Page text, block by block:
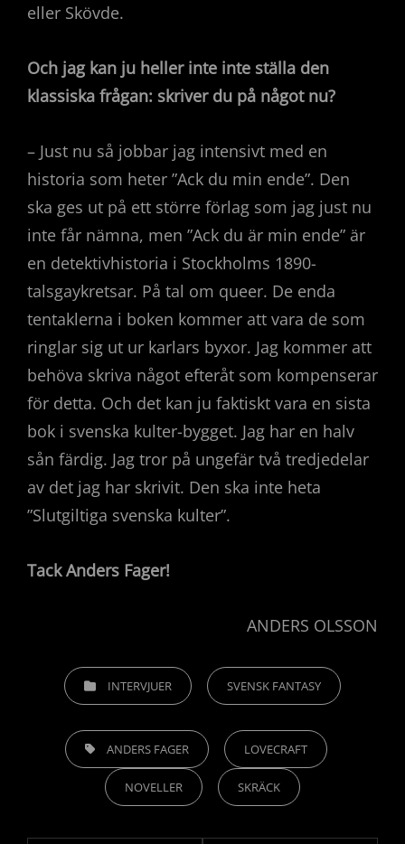
eller Skövde.
Och jag kan ju heller inte inte ställa den
klassiska frågan: skriver du på något nu?
– Just nu så jobbar jag intensivt med en
historia som heter ”Ack du min ende”. Den
ska ges ut på ett större förlag som jag just nu
inte får nämna, men ”Ack du är min ende” är
en detektivhistoria i Stockholms 1890-
talsgaykretsar. På tal om queer. De enda
tentaklerna i boken kommer att vara de som
ringlar sig ut ur karlars byxor. Jag kommer att
behöva skriva något efteråt som kompenserar
för detta. Och det kan ju faktiskt vara en sista
bok i svenska kulter-bygget. Jag har en halv
sån färdig. Jag tror på ungefär två tredjedelar
av det jag har skrivit. Den ska inte heta
”Slutgiltiga svenska kulter”.
Tack Anders Fager!
ANDERS OLSSON
KATEGORIERINTERVJUER SVENSK FANTASY
ETIKETTER,ANDERS FAGER LOVECRAFT
NOVELLER SKRÄCK